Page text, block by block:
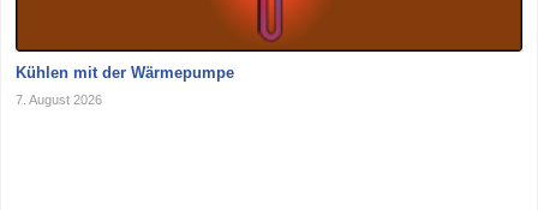
Kühlen mit der Wärmepumpe
7. August 2026